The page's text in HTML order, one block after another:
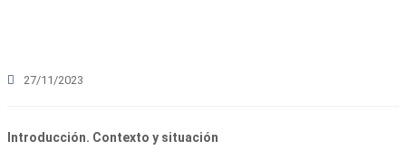
27/11/2023
Introducción. Contexto y situación